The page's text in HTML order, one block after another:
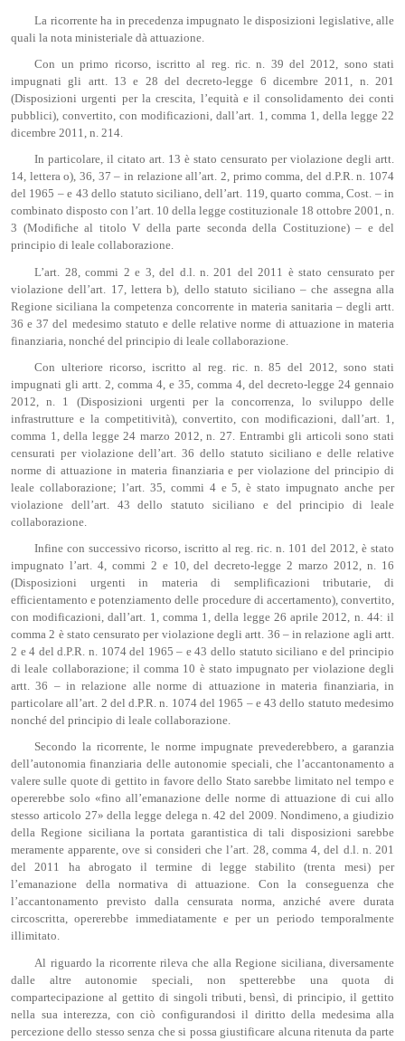
La ricorrente ha in precedenza impugnato le disposizioni legislative, alle
quali la nota ministeriale dà attuazione.
Con un primo ricorso, iscritto al reg. ric. n. 39 del 2012, sono stati
impugnati gli artt. 13 e 28 del decreto-legge 6 dicembre 2011, n. 201
(Disposizioni urgenti per la crescita, l’equità e il consolidamento dei conti
pubblici), convertito, con modificazioni, dall’art. 1, comma 1, della legge 22
dicembre 2011, n. 214.
In particolare, il citato art. 13 è stato censurato per violazione degli artt.
14, lettera o), 36, 37 – in relazione all’art. 2, primo comma, del d.P.R. n. 1074
del 1965 – e 43 dello statuto siciliano, dell’art. 119, quarto comma, Cost. – in
combinato disposto con l’art. 10 della legge costituzionale 18 ottobre 2001, n.
3 (Modifiche al titolo V della parte seconda della Costituzione) – e del
principio di leale collaborazione.
L’art. 28, commi 2 e 3, del d.l. n. 201 del 2011 è stato censurato per
violazione dell’art. 17, lettera b), dello statuto siciliano – che assegna alla
Regione siciliana la competenza concorrente in materia sanitaria – degli artt.
36 e 37 del medesimo statuto e delle relative norme di attuazione in materia
finanziaria, nonché del principio di leale collaborazione.
Con ulteriore ricorso, iscritto al reg. ric. n. 85 del 2012, sono stati
impugnati gli artt. 2, comma 4, e 35, comma 4, del decreto-legge 24 gennaio
2012, n. 1 (Disposizioni urgenti per la concorrenza, lo sviluppo delle
infrastrutture e la competitività), convertito, con modificazioni, dall’art. 1,
comma 1, della legge 24 marzo 2012, n. 27. Entrambi gli articoli sono stati
censurati per violazione dell’art. 36 dello statuto siciliano e delle relative
norme di attuazione in materia finanziaria e per violazione del principio di
leale collaborazione; l’art. 35, commi 4 e 5, è stato impugnato anche per
violazione dell’art. 43 dello statuto siciliano e del principio di leale
collaborazione.
Infine con successivo ricorso, iscritto al reg. ric. n. 101 del 2012, è stato
impugnato l’art. 4, commi 2 e 10, del decreto-legge 2 marzo 2012, n. 16
(Disposizioni urgenti in materia di semplificazioni tributarie, di
efficientamento e potenziamento delle procedure di accertamento), convertito,
con modificazioni, dall’art. 1, comma 1, della legge 26 aprile 2012, n. 44: il
comma 2 è stato censurato per violazione degli artt. 36 – in relazione agli artt.
2 e 4 del d.P.R. n. 1074 del 1965 – e 43 dello statuto siciliano e del principio
di leale collaborazione; il comma 10 è stato impugnato per violazione degli
artt. 36 – in relazione alle norme di attuazione in materia finanziaria, in
particolare all’art. 2 del d.P.R. n. 1074 del 1965 – e 43 dello statuto medesimo
nonché del principio di leale collaborazione.
Secondo la ricorrente, le norme impugnate prevederebbero, a garanzia
dell’autonomia finanziaria delle autonomie speciali, che l’accantonamento a
valere sulle quote di gettito in favore dello Stato sarebbe limitato nel tempo e
opererebbe solo «fino all’emanazione delle norme di attuazione di cui allo
stesso articolo 27» della legge delega n. 42 del 2009. Nondimeno, a giudizio
della Regione siciliana la portata garantistica di tali disposizioni sarebbe
meramente apparente, ove si consideri che l’art. 28, comma 4, del d.l. n. 201
del 2011 ha abrogato il termine di legge stabilito (trenta mesi) per
l’emanazione della normativa di attuazione. Con la conseguenza che
l’accantonamento previsto dalla censurata norma, anziché avere durata
circoscritta, opererebbe immediatamente e per un periodo temporalmente
illimitato.
Al riguardo la ricorrente rileva che alla Regione siciliana, diversamente
dalle altre autonomie speciali, non spetterebbe una quota di
compartecipazione al gettito di singoli tributi, bensì, di principio, il gettito
nella sua interezza, con ciò configurandosi il diritto della medesima alla
percezione dello stesso senza che si possa giustificare alcuna ritenuta da parte